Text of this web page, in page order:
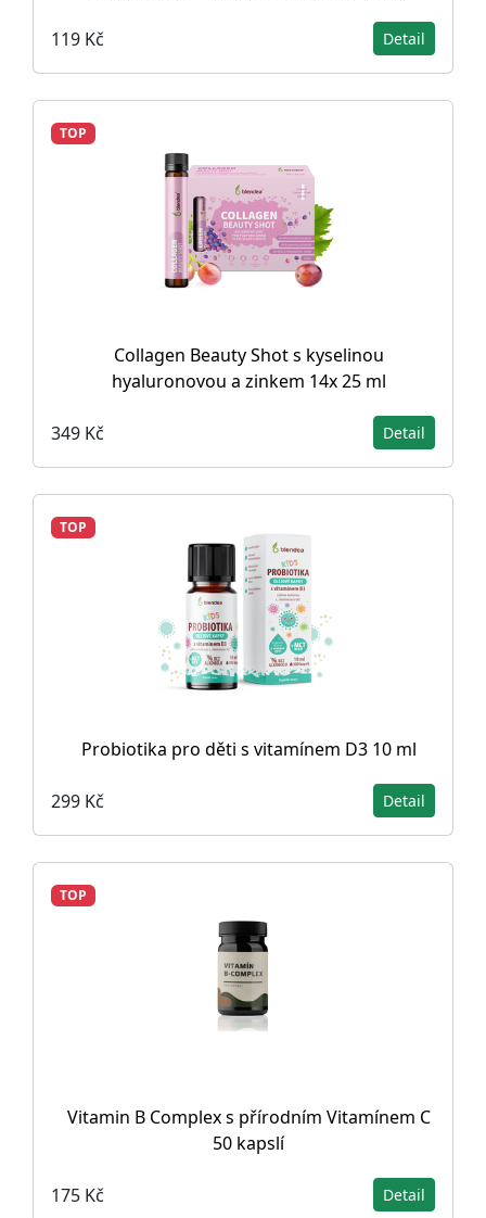
119 Kč Detail
TOP
Collagen Beauty Shot s kyselinou
hyaluronovou a zinkem 14x 25 ml
349 Kč Detail
TOP
Probiotika pro děti s vitamínem D3 10 ml
299 Kč Detail
TOP
Vitamin B Complex s přírodním Vitamínem C
50 kapslí
175 Kč Detail